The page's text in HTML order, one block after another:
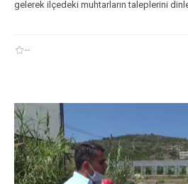
gelerek ilçedeki muhtarların taleplerini
--